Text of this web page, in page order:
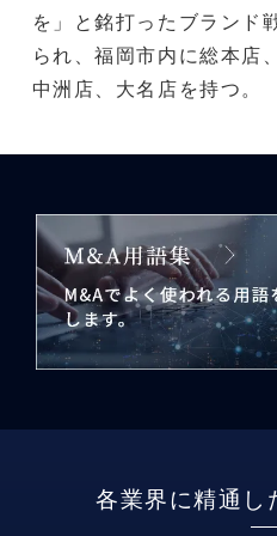
を」と銘打ったブランド
られ、福岡市内に総本店
中洲店、大名店を持つ。
各業界に精通し